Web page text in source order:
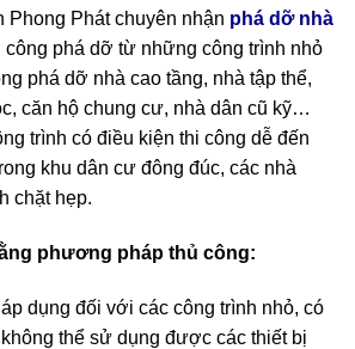
Phong Phát chuyên nhận phá dỡ nhà
công phá dỡ từ những công trình nhỏ
phá dỡ nhà cao tầng, nhà tập thể,
căn hộ chung cư, nhà dân cũ kỹ…
trình có điều kiện thi công dễ đến
khu dân cư đông đúc, các nhà
chặt hẹp.
phương pháp thủ công:
dụng đối với các công trình nhỏ, có
thể sử dụng được các thiết bị